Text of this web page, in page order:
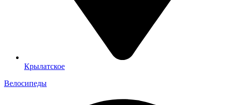
Крылатское
Велосипеды